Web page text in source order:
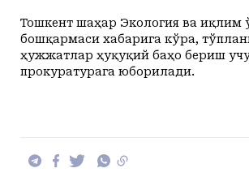
Тошкент шаҳар Экология ва иқлим
бошқармаси хабарига кўра,
ҳужжатлар ҳуқуқий баҳо бериш
прокуратурага юборилади.